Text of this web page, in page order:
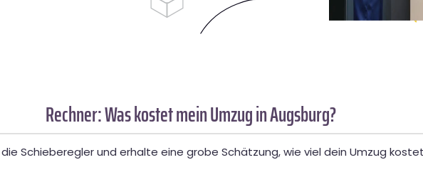
Rechner: Was kostet mein Umzug in Augsburg?
Schieberegler und erhalte eine grobe Schätzung, wie viel dein Umzug